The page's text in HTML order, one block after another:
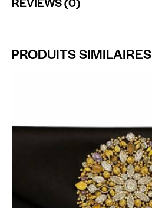
PRODUITS SIMILAIRES